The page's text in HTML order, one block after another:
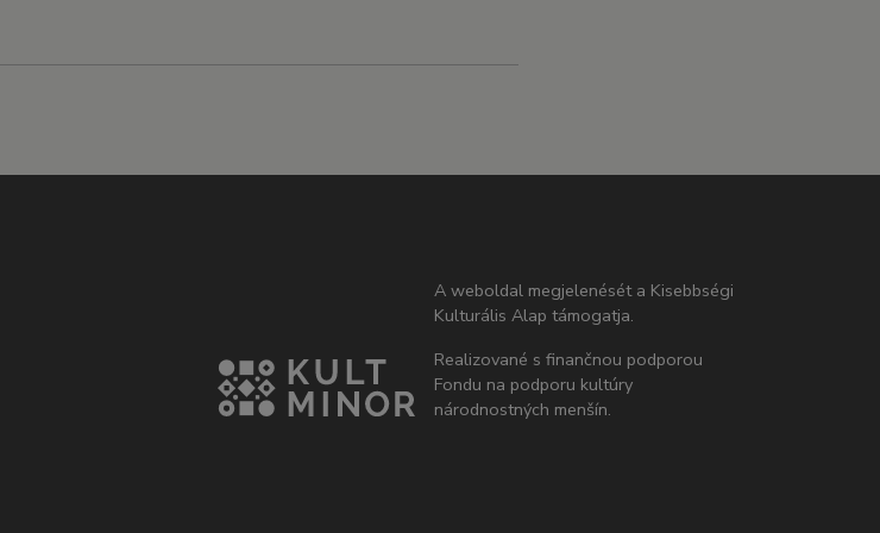
A weboldal megjelenését a Kisebbségi
Kulturális Alap támogatja.
Realizované s finančnou podporou
Fondu na podporu kultúry
národnostných menšín.